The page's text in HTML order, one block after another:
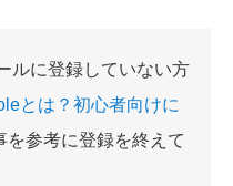
ルに登録していない方
とは？初心者向けに
を参考に登録を終えて